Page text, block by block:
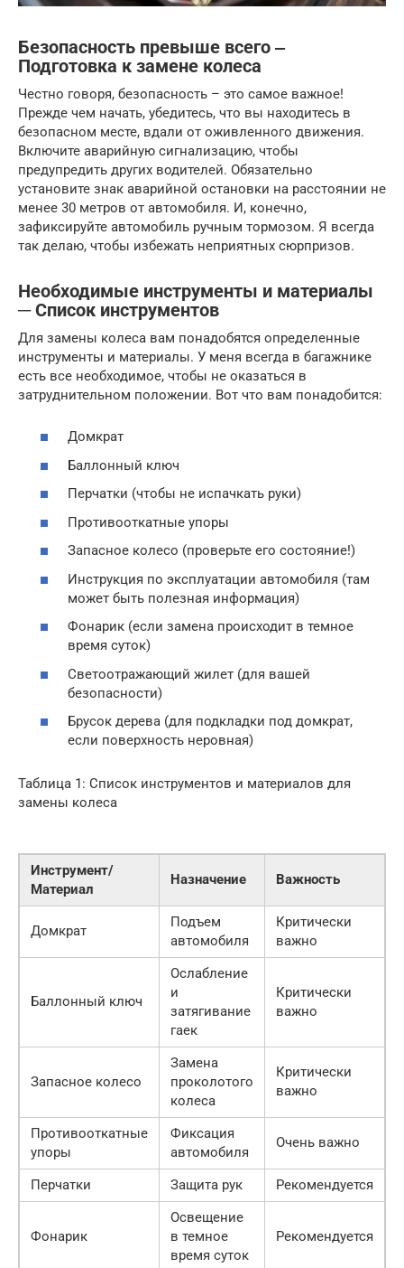
Безопасность превыше всего ‒
Подготовка к замене колеса
Честно говоря, безопасность – это самое важное!
Прежде чем начать, убедитесь, что вы находитесь в
безопасном месте, вдали от оживленного движения.
Включите аварийную сигнализацию, чтобы
предупредить других водителей. Обязательно
установите знак аварийной остановки на расстоянии не
менее 30 метров от автомобиля. И, конечно,
зафиксируйте автомобиль ручным тормозом. Я всегда
так делаю, чтобы избежать неприятных сюрпризов.
Необходимые инструменты и материалы
─ Список инструментов
Для замены колеса вам понадобятся определенные
инструменты и материалы. У меня всегда в багажнике
есть все необходимое, чтобы не оказаться в
затруднительном положении. Вот что вам понадобится:
Домкрат
Баллонный ключ
Перчатки (чтобы не испачкать руки)
Противооткатные упоры
Запасное колесо (проверьте его состояние!)
Инструкция по эксплуатации автомобиля (там
может быть полезная информация)
Фонарик (если замена происходит в темное
время суток)
Светоотражающий жилет (для вашей
безопасности)
Брусок дерева (для подкладки под домкрат,
если поверхность неровная)
Таблица 1: Список инструментов и материалов для
замены колеса
Инструмент/
Материал
Назначение Важность
Домкрат
Подъем
автомобиля
Критически
важно
Баллонный ключ
Ослабление
и
затягивание
гаек
Критически
важно
Запасное колесо
Замена
проколотого
колеса
Критически
важно
Противооткатные
упоры
Фиксация
автомобиля
Очень важно
Перчатки Защита рук Рекомендуется
Фонарик
Освещение
в темное
время суток
Рекомендуется